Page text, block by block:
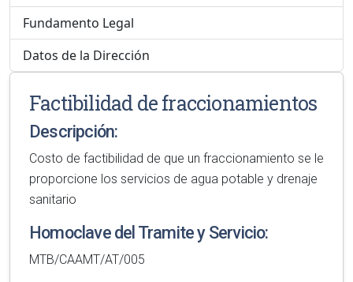
Fundamento Legal
Datos de la Dirección
Factibilidad de fraccionamientos
Descripción:
Costo de factibilidad de que un fraccionamiento se le
proporcione los servicios de agua potable y drenaje
sanitario
Homoclave del Tramite y Servicio:
MTB/CAAMT/AT/005